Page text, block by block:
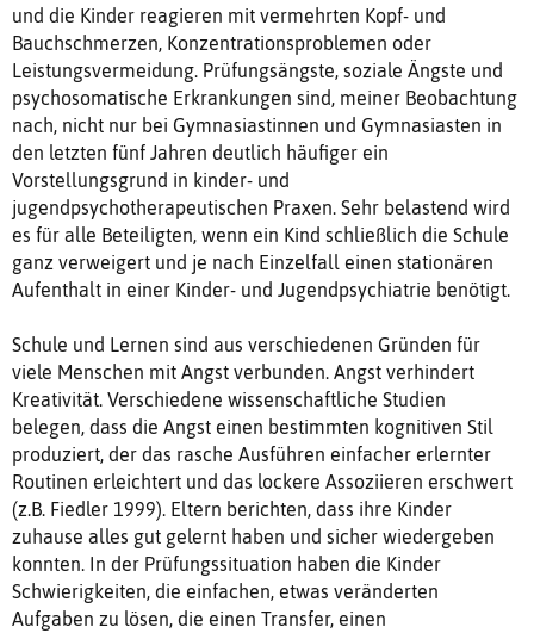
und die Kinder reagieren mit vermehrten Kopf- und
Bauchschmerzen, Konzentrationsproblemen oder
Leistungsvermeidung. Prüfungsängste, soziale Ängste und
psychosomatische Erkrankungen sind, meiner Beobachtung
nach, nicht nur bei Gymnasiastinnen und Gymnasiasten in
den letzten fünf Jahren deutlich häufiger ein
Vorstellungsgrund in kinder- und
jugendpsychotherapeutischen Praxen. Sehr belastend wird
es für alle Beteiligten, wenn ein Kind schließlich die Schule
ganz verweigert und je nach Einzelfall einen stationären
Aufenthalt in einer Kinder- und Jugendpsychiatrie benötigt.
Schule und Lernen sind aus verschiedenen Gründen für
viele Menschen mit Angst verbunden. Angst verhindert
Kreativität. Verschiedene wissenschaftliche Studien
belegen, dass die Angst einen bestimmten kognitiven Stil
produziert, der das rasche Ausführen einfacher erlernter
Routinen erleichtert und das lockere Assoziieren erschwert
(z.B. Fiedler 1999). Eltern berichten, dass ihre Kinder
zuhause alles gut gelernt haben und sicher wiedergeben
konnten. In der Prüfungssituation haben die Kinder
Schwierigkeiten, die einfachen, etwas veränderten
Aufgaben zu lösen, die einen Transfer, einen